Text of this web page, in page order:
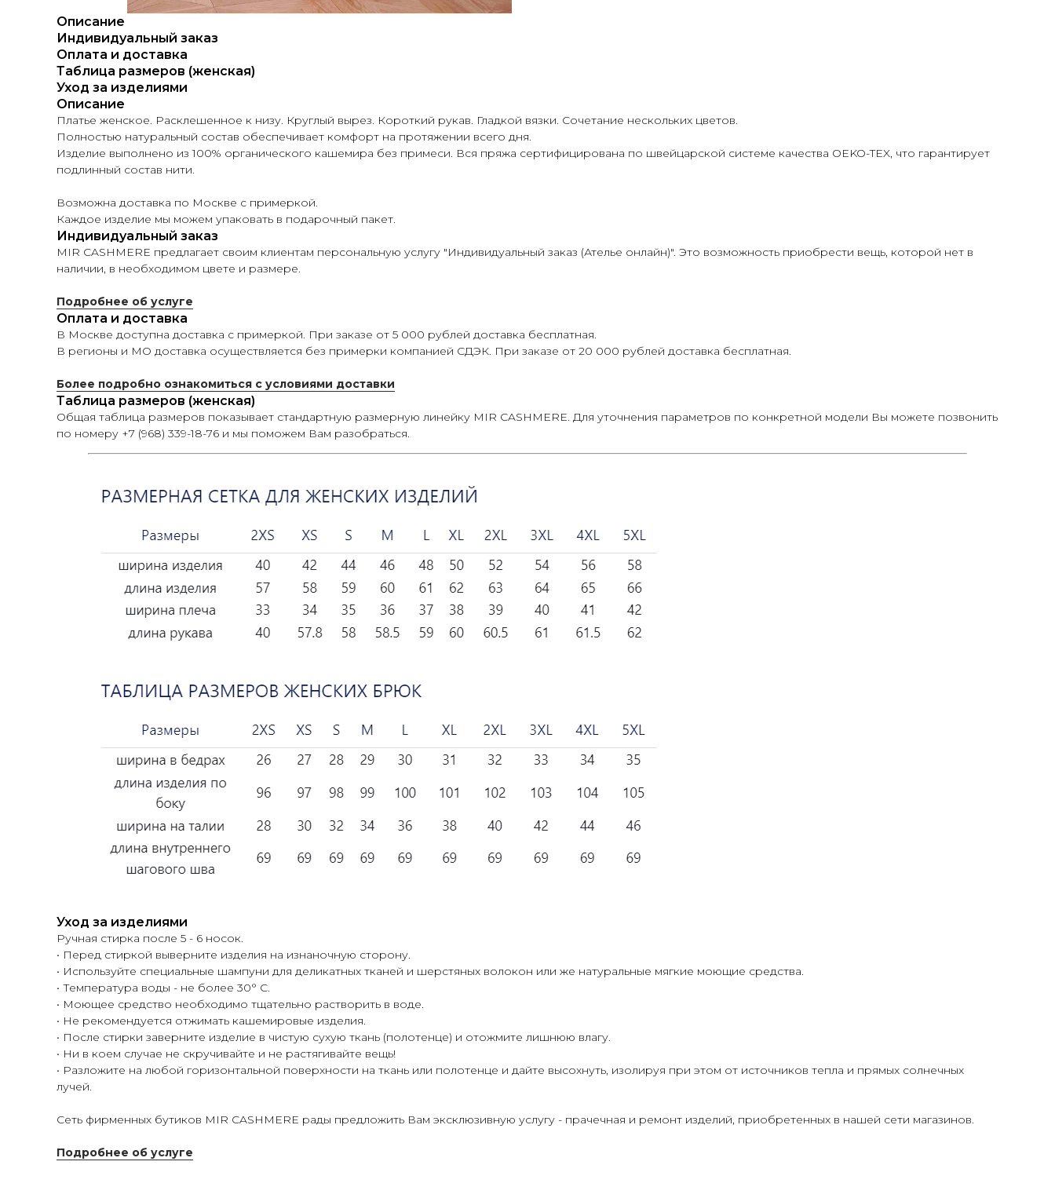
Описание
Индивидуальный заказ
Оплата и доставка
Таблица размеров (женская)
Уход за изделиями
Описание
Платье женское. Расклешенное к низу. Круглый вырез. Короткий рукав. Гладкой вязки. Сочетание нескольких цветов.
Полностью натуральный состав обеспечивает комфорт на протяжении всего дня.
Изделие выполнено из 100% органического кашемира без примеси. Вся пряжа сертифицирована по швейцарской системе качества OEKO-TEX, что гарантирует
подлинный состав нити.
Возможна доставка по Москве с примеркой.
Каждое изделие мы можем упаковать в подарочный пакет.
Индивидуальный заказ
MIR CASHMERE предлагает своим клиентам персональную услугу "Индивидуальный заказ (Ателье онлайн)". Это возможность приобрести вещь, которой нет в
наличии, в необходимом цвете и размере.
Подробнее об услуге
Оплата и доставка
В Москве доступна доставка с примеркой. При заказе от 5 000 рублей доставка бесплатная.
В регионы и МО доставка осуществляется без примерки компанией СДЭК. При заказе от 20 000 рублей доставка бесплатная.
Более подробно ознакомиться с условиями доставки
Таблица размеров (женская)
Общая таблица размеров показывает стандартную размерную линейку MIR CASHMERE. Для уточнения параметров по конкретной модели Вы можете позвонить
по номеру +7 (968) 339-18-76 и мы поможем Вам разобраться.
Уход за изделиями
Ручная стирка после 5 - 6 носок.
• Перед стиркой выверните изделия на изнаночную сторону.
• Используйте специальные шампуни для деликатных тканей и шерстяных волокон или же натуральные мягкие моющие средства.
• Температура воды - не более 30° С.
• Моющее средство необходимо тщательно растворить в воде.
• Не рекомендуется отжимать кашемировые изделия.
• После стирки заверните изделие в чистую сухую ткань (полотенце) и отожмите лишнюю влагу.
• Ни в коем случае не скручивайте и не растягивайте вещь!
• Разложите на любой горизонтальной поверхности на ткань или полотенце и дайте высохнуть, изолируя при этом от источников тепла и прямых солнечных
лучей.
Сеть фирменных бутиков MIR CASHMERE рады предложить Вам эксклюзивную услугу - прачечная и ремонт изделий, приобретенных в нашей сети магазинов.
Подробнее об услуге